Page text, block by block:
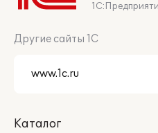
Другие сайты 1С
Каталог